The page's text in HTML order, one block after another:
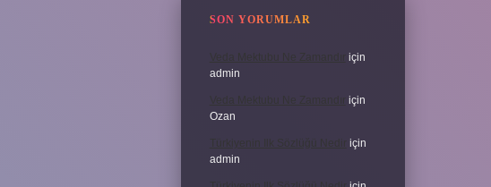
SON YORUMLAR
Veda Mektubu Ne Zamandır için
admin
Veda Mektubu Ne Zamandır için
Ozan
Türkiyenin Ilk Sözlüğü Nedir için
admin